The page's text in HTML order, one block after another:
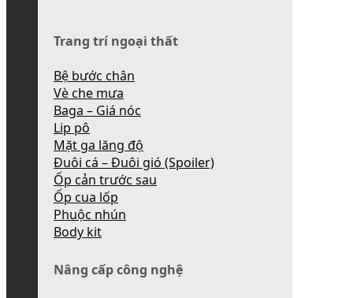
Trang trí ngoại thất
Bệ bước chân
Vè che mưa
Baga – Giá nóc
Lip pô
Mặt ga lăng độ
Đuôi cá – Đuôi gió (Spoiler)
Ốp cản trước sau
Ốp cua lốp
Phuộc nhún
Body kit
Nâng cấp công nghệ